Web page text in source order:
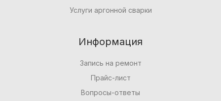
Услуги аргонной сварки
Информация
Запись на ремонт
Прайс-лист
Вопросы-ответы